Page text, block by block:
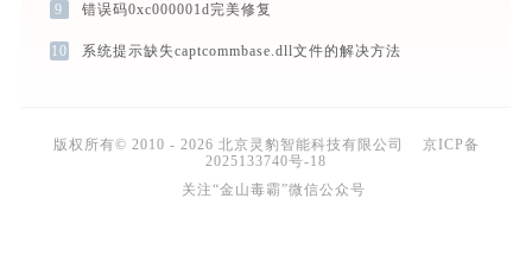
9 错误码0xc000001d完美修复
10 系统提示缺失captcommbase.dll文件的解决方法
版权所有© 2010 - 2026 北京灵豹智能科技有限公司
京ICP备
2025133740号-18
关注“金山毒霸”微信公众号